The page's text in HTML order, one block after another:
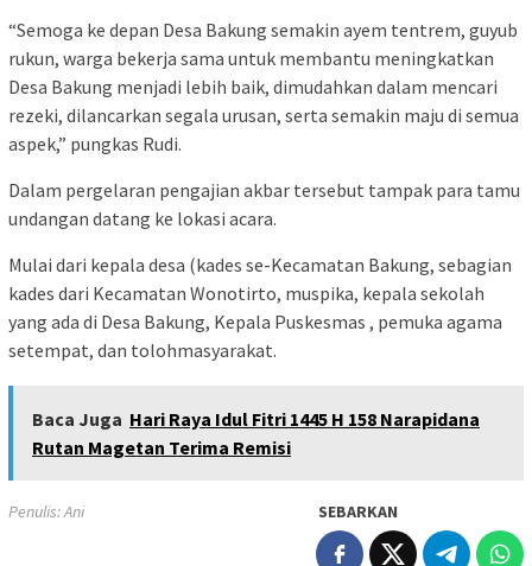
“Semoga ke depan Desa Bakung semakin ayem tentrem, guyub
rukun, warga bekerja sama untuk membantu meningkatkan
Desa Bakung menjadi lebih baik, dimudahkan dalam mencari
rezeki, dilancarkan segala urusan, serta semakin maju di semua
aspek,” pungkas Rudi.
Dalam pergelaran pengajian akbar tersebut tampak para tamu
undangan datang ke lokasi acara.
Mulai dari kepala desa (kades se-Kecamatan Bakung, sebagian
kades dari Kecamatan Wonotirto, muspika, kepala sekolah
yang ada di Desa Bakung, Kepala Puskesmas , pemuka agama
setempat, dan tolohmasyarakat.
Baca Juga Hari Raya Idul Fitri 1445 H 158 Narapidana
Rutan Magetan Terima Remisi
Penulis: Ani SEBARKAN